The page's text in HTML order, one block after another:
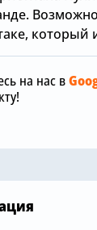
на нас в